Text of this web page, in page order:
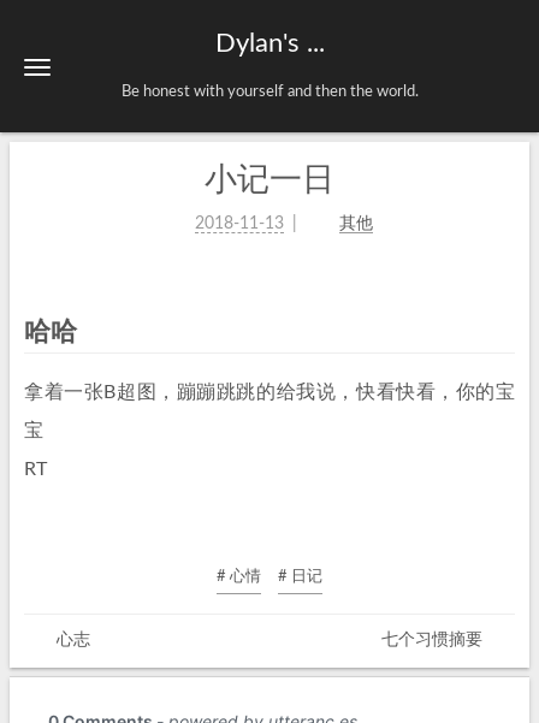
Dylan's ...
Be honest with yourself and then the world.
小记一日
2018-11-13 其他
哈哈
拿着一张B超图，蹦蹦跳跳的给我说，快看快看，你的宝
宝
RT
# 心情 # 日记
心志 七个习惯摘要